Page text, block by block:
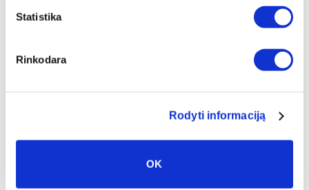
Statistika
Rinkodara
Rodyti informaciją
OK
auksinį 2cm pločio rėmelį, kuris drobę
interjero akcentu.
Jūsų jau turimą drobę, susisiekite su